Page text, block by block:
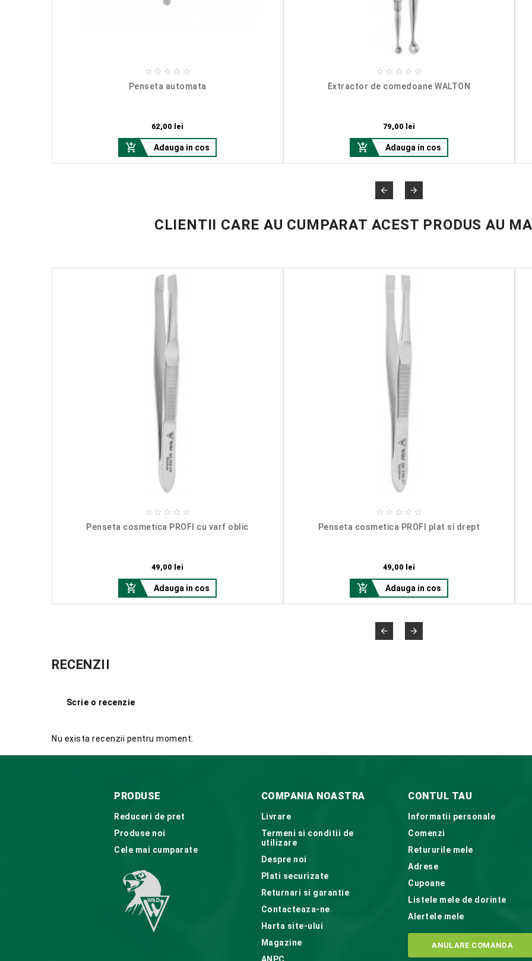
    
Penseta automata
62,00 lei
 Adauga in cos
    
Extractor de comedoane WALTON
79,00 lei
 Adauga in cos
 
CLIENTII CARE AU CUMPARAT ACEST PRODUS AU
    
Penseta cosmetica PROFI cu varf oblic
49,00 lei
 Adauga in cos
    
Penseta cosmetica PROFI plat si drept
49,00 lei
 Adauga in cos
 
RECENZII
Scrie o recenzie
Nu exista recenzii pentru moment.
PRODUSE
Reduceri de pret
Produse noi
Cele mai cumparate
COMPANIA NOASTRA
Livrare
Termeni si conditii de
utilizare
Despre noi
Plati securizate
Returnari si garantie
Contacteaza-ne
Harta site-ului
Magazine
CONTUL TAU
Informatii personale
Comenzi
Retururile mele
Adrese
Cupoane
Listele mele de dorinte
Alertele mele
ANULARE COMANDA